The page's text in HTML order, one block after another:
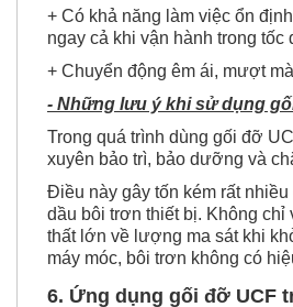
mới hay bảo dưỡng đã trở nên
+ Có khả năng làm việc ổn định
ngay cả khi vận hành trong tốc
+ Chuyển động êm ái, mượt
- Những lưu ý khi sử dụng
Trong quá trình dùng gối đỡ
xuyên bảo trì, bảo dưỡng và
Điều này gây tốn kém rất
dầu bôi trơn thiết bị. Không chỉ
thất lớn về lượng ma sát khi
máy móc, bôi trơn không có